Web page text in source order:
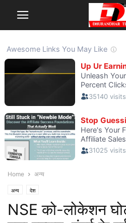
Home अन्य
अन्य देश
NSE को-लोकेशन